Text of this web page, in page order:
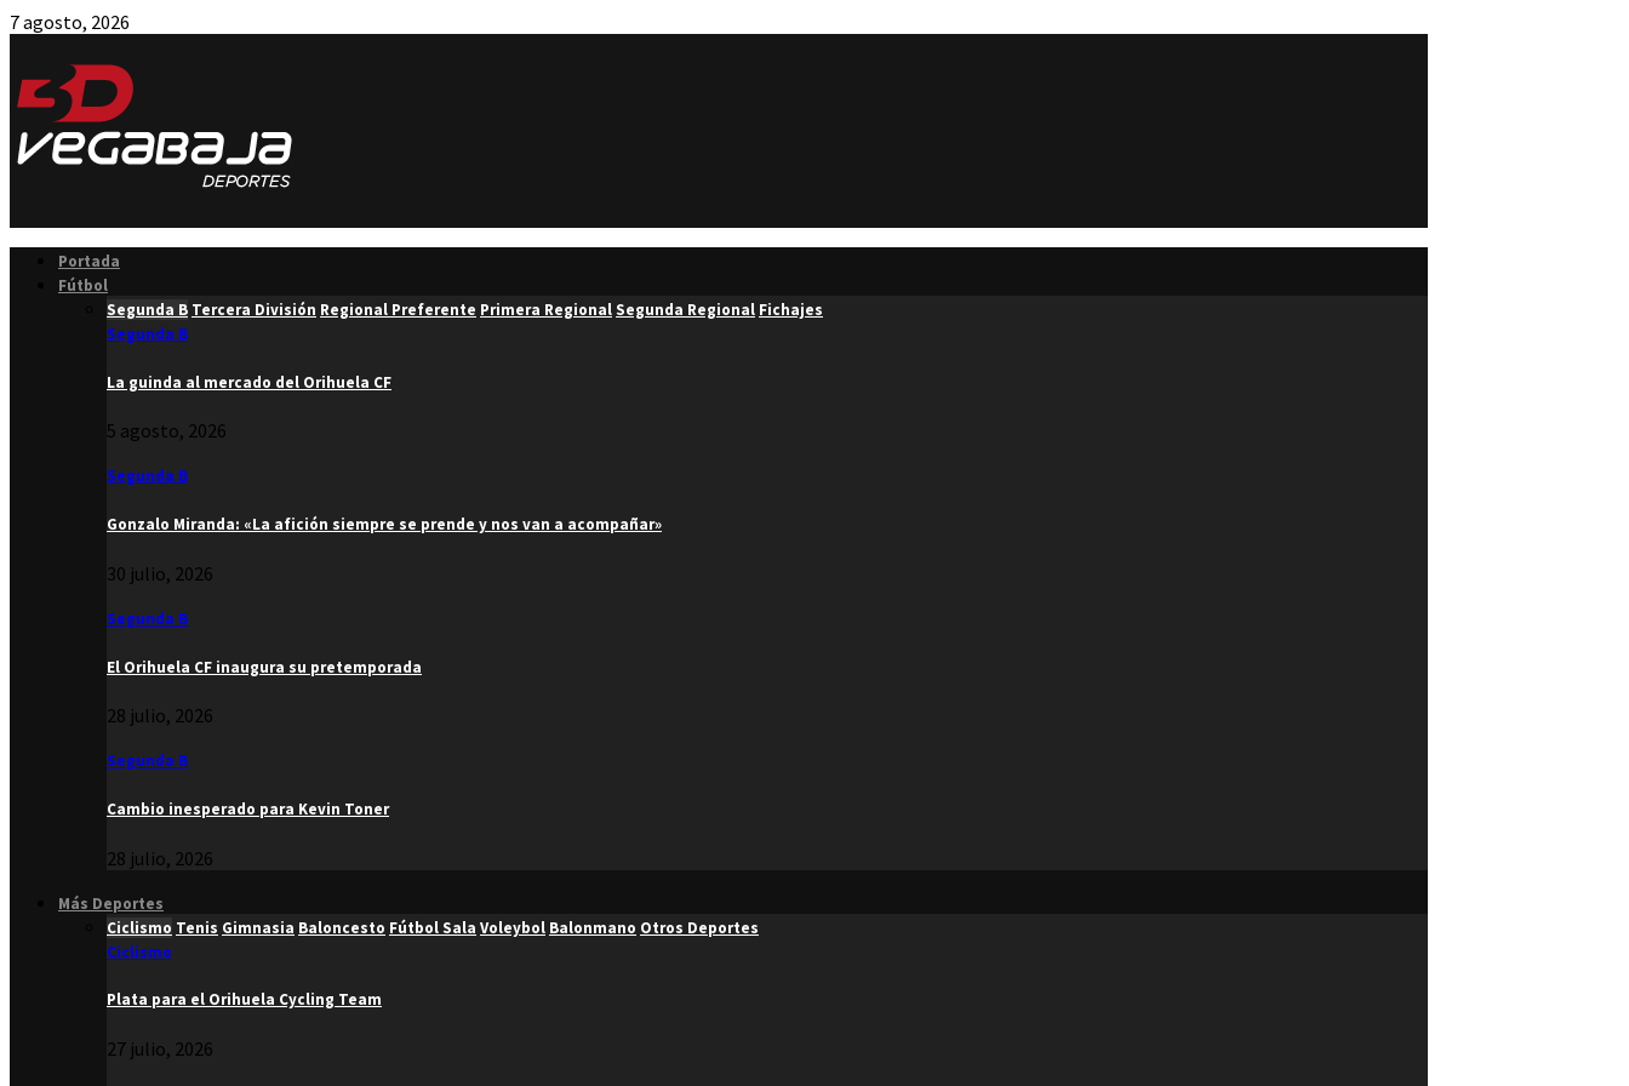
7 agosto, 2026
Portada
Fútbol
Segunda B Tercera División Regional Preferente Primera RegionalSegunda Regional Fichajes
Segunda B
La guinda al mercado del Orihuela CF
5 agosto, 2026
Segunda B
Gonzalo Miranda: «La afición siempre se prende y nos van a acompañar»
30 julio, 2026
Segunda B
El Orihuela CF inaugura su pretemporada
28 julio, 2026
Segunda B
Cambio inesperado para Kevin Toner
28 julio, 2026
Más Deportes
Ciclismo Tenis Gimnasia Baloncesto Fútbol Sala Voleybol Balonmano Otros Deportes
Ciclismo
Plata para el Orihuela Cycling Team
27 julio, 2026